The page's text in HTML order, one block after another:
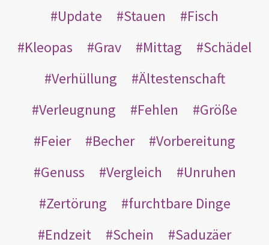
Update Stauen
Fisch
Kleopas
Grav Mittag
Schädel
Verhüllung
Ältestenschaft
Verleugnung
Fehlen
Größe
Feier
Becher
Vorbereitung
Genuss
Vergleich
Unruhen
Zertörung
furchtbare Dinge
Endzeit
Schein
Saduzäer